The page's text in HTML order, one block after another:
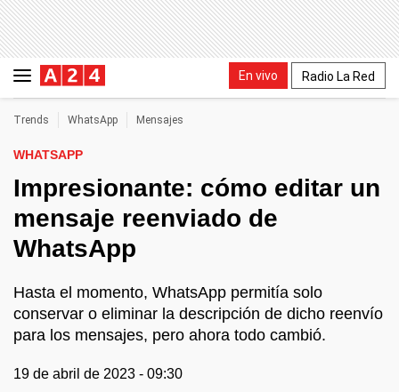
En vivo Radio La Red
Trends WhatsApp Mensajes
WHATSAPP
Impresionante: cómo editar un
mensaje reenviado de
WhatsApp
Hasta el momento, WhatsApp permitía solo
conservar o eliminar la descripción de dicho reenvío
para los mensajes, pero ahora todo cambió.
19 de abril de 2023 - 09:30